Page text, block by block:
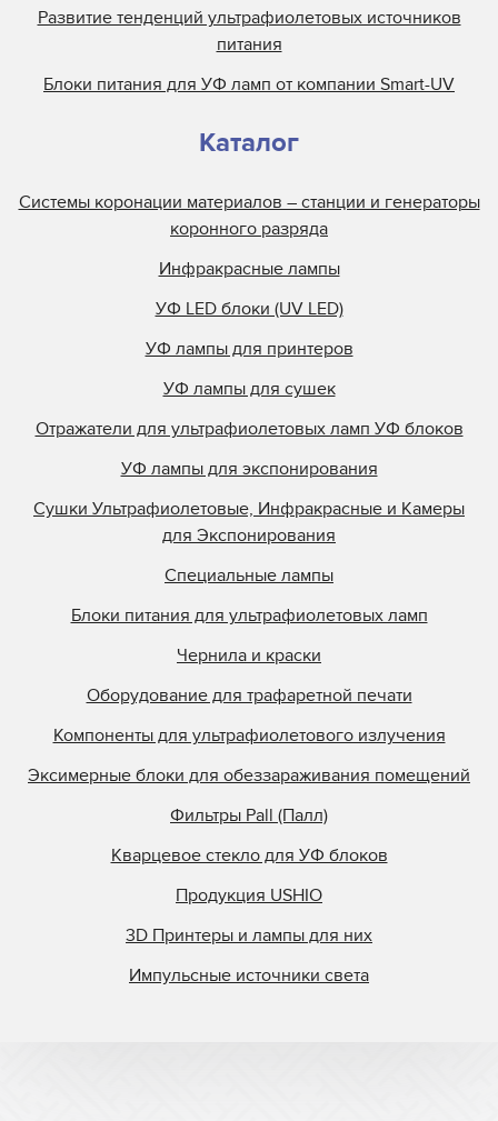
Развитие тенденций ультрафиолетовых источников
питания
Блоки питания для УФ ламп от компании Smart-UV
Каталог
Системы коронации материалов – станции и генераторы
коронного разряда
Инфракрасные лампы
УФ LED блоки (UV LED)
УФ лампы для принтеров
УФ лампы для сушек
Отражатели для ультрафиолетовых ламп УФ блоков
УФ лампы для экспонирования
Сушки Ультрафиолетовые, Инфракрасные и Камеры
для Экспонирования
Специальные лампы
Блоки питания для ультрафиолетовых ламп
Чернила и краски
Оборудование для трафаретной печати
Компоненты для ультрафиолетового излучения
Эксимерные блоки для обеззараживания помещений
Фильтры Pall (Палл)
Кварцевое стекло для УФ блоков
Продукция USHIO
3D Принтеры и лампы для них
Импульсные источники света